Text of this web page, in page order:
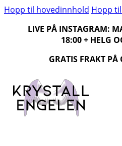
Hopp til hovedinnhold Hopp
LIVE PÅ INSTAGRAM:
18:00 + HELG
GRATIS FRAKT PÅ